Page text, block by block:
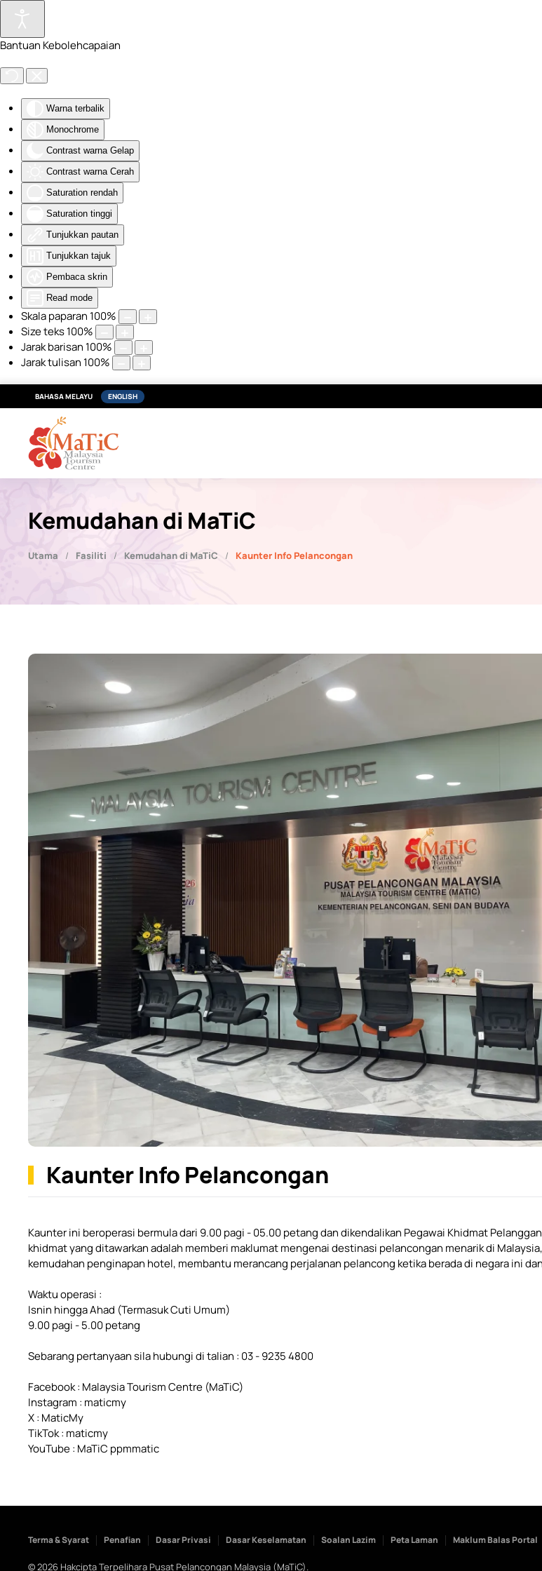
Bantuan Kebolehcapaian
Warna terbalik
Monochrome
Contrast warna Gelap
Contrast warna Cerah
Saturation rendah
Saturation tinggi
Tunjukkan pautan
Tunjukkan tajuk
Pembaca skrin
Read mode
Skala paparan 100%
Size teks100%
Jarak barisan 100%
Jarak tulisan 100%
Skip to main content
BAHASA MELAYU ENGLISH
Kemudahan di MaTiC
Utama Fasiliti Kemudahan di MaTiC Kaunter Info Pelancongan
Kaunter Info Pelancongan
Kaunter ini beroperasi bermula dari 9.00 pagi - 05.00 petang dan dikendalikan Pegawai Khidmat
khidmat yang ditawarkan adalah memberi maklumat mengenai destinasi pelancongan menarik di
kemudahan penginapan hotel, membantu merancang perjalanan pelancong ketika berada di negara ini
Waktu operasi :
Isnin hingga Ahad (Termasuk Cuti Umum)
9.00 pagi - 5.00 petang
Sebarang pertanyaan sila hubungi di talian : 03 - 9235 4800
Facebook : Malaysia Tourism Centre (MaTiC)
Instagram : maticmy
X : MaticMy
TikTok : maticmy
YouTube : MaTiC ppmmatic
Terma & Syarat Penafian Dasar Privasi Dasar Keselamatan Soalan Lazim Peta Laman Maklum Balas Portal
©2026 Hakcipta Terpelihara Pusat Pelancongan Malaysia (MaTiC).